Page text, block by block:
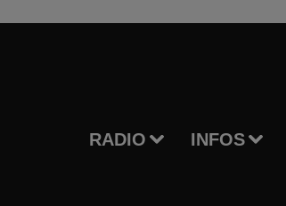
RADIO INFOS